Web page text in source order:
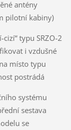
antény
pilotní kabiny)
typu SRZO-2
i vzdušné
místo typu
postrádá
systému
sestava
se